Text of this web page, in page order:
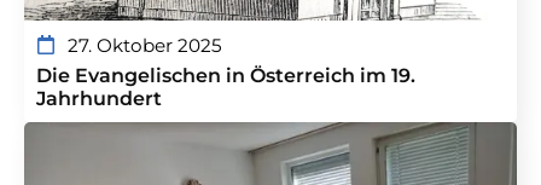
27. Oktober 2025
Die Evangelischen in Österreich im 19.
Jahrhundert